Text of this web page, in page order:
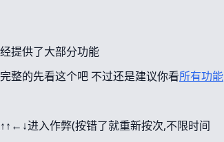
提供了大部分功能
整的先看这个吧 不过还是建议你看所有功能
进入作弊(按错了就重新按次,不限时间